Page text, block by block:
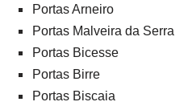
Portas Arneiro
Portas Malveira da Serra
Portas Bicesse
Portas Birre
Portas Biscaia